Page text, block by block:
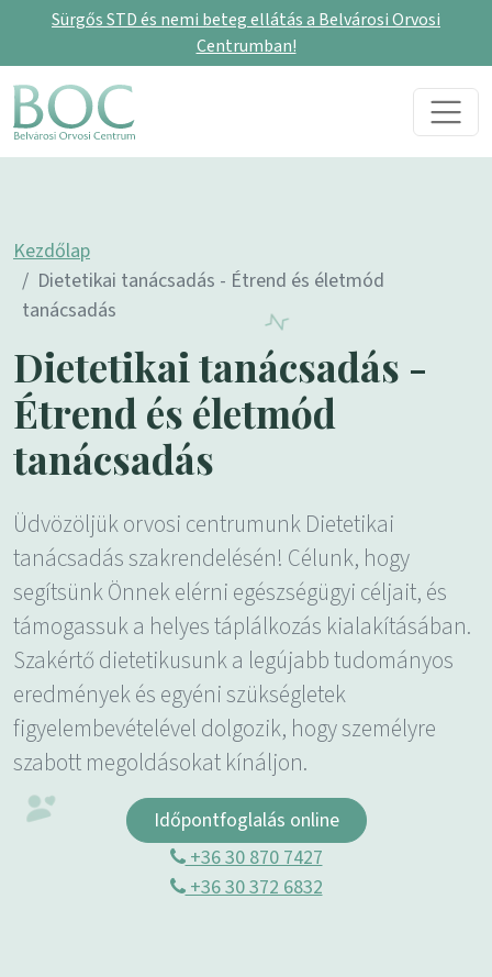
Sürgős STD és nemi beteg ellátás a Belvárosi Orvosi
Centrumban!
Skip to content
Main Navigation
Kezdőlap
Dietetikai tanácsadás - Étrend és életmód
tanácsadás
Dietetikai tanácsadás -
Étrend és életmód
tanácsadás
Üdvözöljük orvosi centrumunk Dietetikai
tanácsadás szakrendelésén! Célunk, hogy
segítsünk Önnek elérni egészségügyi céljait, és
támogassuk a helyes táplálkozás kialakításában.
Szakértő dietetikusunk a legújabb tudományos
eredmények és egyéni szükségletek
figyelembevételével dolgozik, hogy személyre
szabott megoldásokat kínáljon.
Időpontfoglalás online
+36 30 870 7427
+36 30 372 6832